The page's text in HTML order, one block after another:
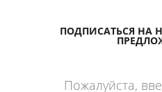
ПОДПИСАТЬСЯ НА